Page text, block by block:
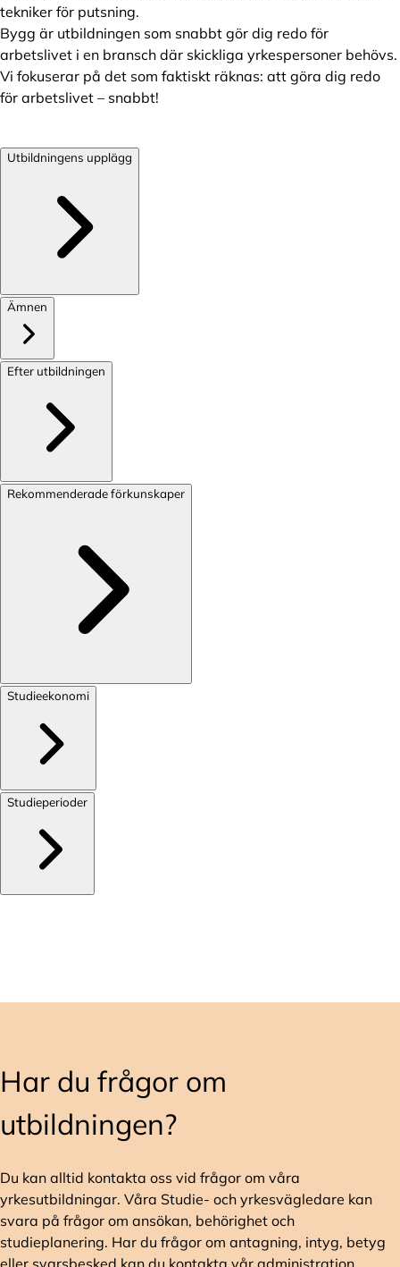
tekniker för putsning.
Bygg är utbildningen som snabbt gör dig redo för
arbetslivet i en bransch där skickliga yrkespersoner behövs.
Vi fokuserar på det som faktiskt räknas: att göra dig redo
för arbetslivet – snabbt!
Utbildningens upplägg
Ämnen
Efter utbildningen
Rekommenderade förkunskaper
Studieekonomi
Studieperioder
Har du frågor om
utbildningen?
Du kan alltid kontakta oss vid frågor om våra
yrkesutbildningar. Våra Studie- och yrkesvägledare kan
svara på frågor om ansökan, behörighet och
studieplanering. Har du frågor om antagning, intyg, betyg
eller svarsbesked kan du kontakta vår administration.